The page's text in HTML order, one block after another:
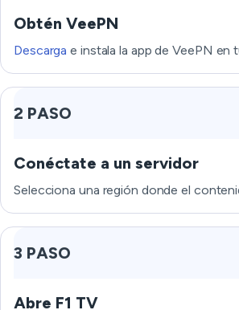
Obtén VeePN
Descarga e instala la app de VeePN en
2 PASO
Conéctate a un servidor
Selecciona una región donde el
3 PASO
Abre F1 TV